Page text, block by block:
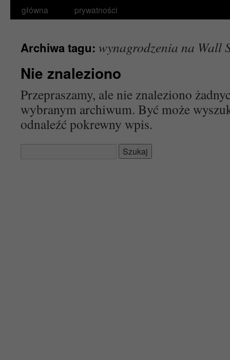
dogłówna
prywatności
Archiwa tagu: wynagrodzenia na Wall
Nie znaleziono
Przepraszamy, ale nie znaleziono
wybranym archiwum. Być może
odnaleźć pokrewny wpis.